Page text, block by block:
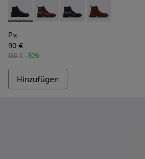
Pix - K300542-001 - Schwarze
Pix - K300542-005
Pix - K300542-004
Pix -
Pix
90 €
180 € -50%
Hinzufügen